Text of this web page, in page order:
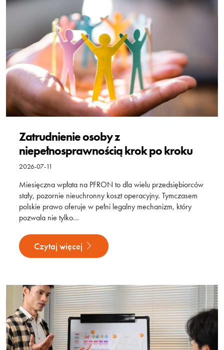
Zatrudnienie osoby z
niepełnosprawnością krok po kroku
2026-07-11
Miesięczna wpłata na PFRON to dla wielu przedsiębiorców
stały, pozornie nieuchronny koszt operacyjny. Tymczasem
polskie prawo oferuje w pełni legalny mechanizm, który
pozwala nie tylko…
Czytaj więcej